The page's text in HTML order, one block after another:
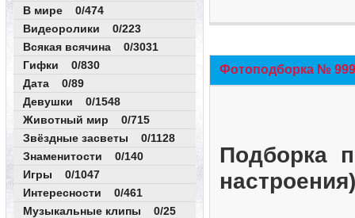
В мире 0/474
Видеоролики 0/223
Всякая всячина 0/3031
Гифки 0/830
Дата 0/89
Девушки 0/1548
Животный мир 0/715
Звёздные засветы 0/1128
Знаменитости 0/140
Игры 0/1047
Интересности 0/461
Музыкальные клипы 0/25
Фотоподборка №
Подборка